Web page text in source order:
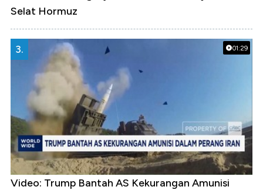
Selat Hormuz
01:29
3.
Video: Trump Bantah AS Kekurangan Amunisi